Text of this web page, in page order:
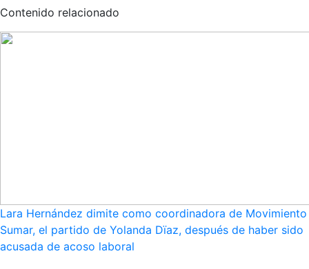
Contenido relacionado
Lara Hernández dimite como coordinadora de Movimiento
Sumar, el partido de Yolanda Dïaz, después de haber sido
acusada de acoso laboral